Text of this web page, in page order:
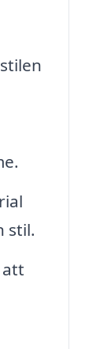
stil.
att